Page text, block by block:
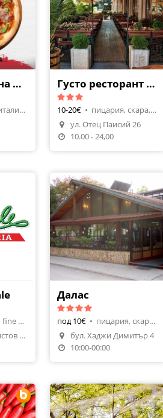
Банско
Пица Италиана от Бели Брези
пицария, италианска
Направи Резервация
Густо ресторант и пицария
10-20€ •
пицария, скара, барбекю
ул. Отец Паисий 26
10.00 - 24,00
пицария, fine dining
инж. Стефан Христов Гешов 3
Далас
под 10€ •
пицария, скара, барбекю
бул. Хаджи Димитър 4
10:00-00:00